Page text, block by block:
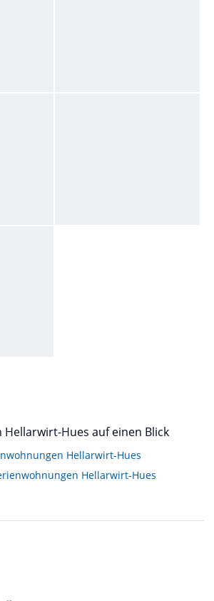
Hellarwirt-Hues auf einen Blick
Hellarwirt-Hues
Hellarwirt-Hues